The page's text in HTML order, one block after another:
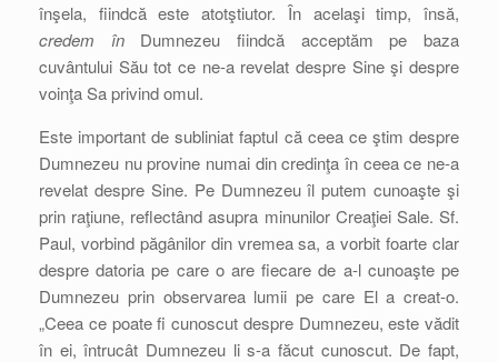
înşela, fiindcă este atotştiutor. În acelaşi timp, însă,
credem înDumnezeu fiindcă acceptăm pe baza
cuvântului Său tot ce ne-a revelat despre Sine şi despre
voinţa Sa privind omul.
Este important de subliniat faptul că ceea ce ştim despre
Dumnezeu nu provine numai din credinţa în ceea ce ne-a
revelat despre Sine. Pe Dumnezeu îl putem cunoaşte şi
prin raţiune, reflectând asupra minunilor Creaţiei Sale. Sf.
Paul, vorbind păgânilor din vremea sa, a vorbit foarte clar
despre datoria pe care o are fiecare de a-l cunoaşte pe
Dumnezeu prin observarea lumii pe care El a creat-o.
„Ceea ce poate fi cunoscut despre Dumnezeu, este vădit
în ei, întrucât Dumnezeu li s-a făcut cunoscut. De fapt,